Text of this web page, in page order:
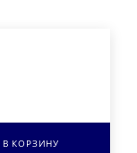
В КОРЗИНУ